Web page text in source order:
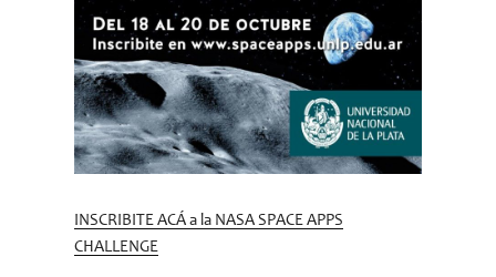
INSCRIBITE ACÁ a la NASA SPACE APPS
CHALLENGE